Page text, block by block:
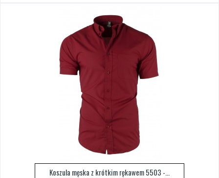
Koszula męska z krótkim rękawem 5503 -...